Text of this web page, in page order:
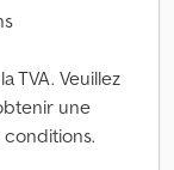
TVA. Veuillez
une